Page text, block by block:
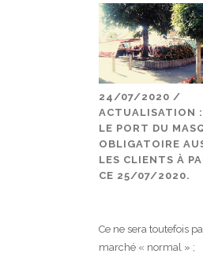
24/07/2020 /
ACTUALISATION :
LE PORT DU
OBLIGATOIRE
LES CLIENTS À
CE 25/07/2020.
Ce ne sera toutefois
marché « normal » ;